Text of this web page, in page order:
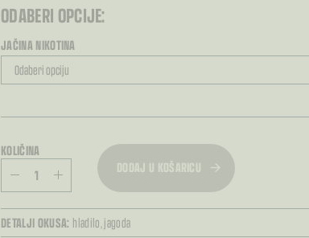
ODABERI OPCIJE:
JAČINA NIKOTINA
KOLIČINA
DODAJ U KOŠARICU
DETALJI OKUSA: hladilo,jagoda